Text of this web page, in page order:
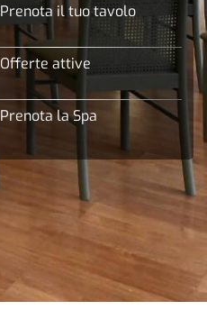
Prenota il tuo tavolo
Offerte attive
Prenota la Spa